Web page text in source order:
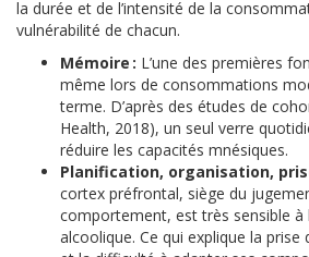
la durée et de l’intensité de la
vulnérabilité de chacun.
Mémoire : L’une des premières
même lors de consommations
terme. D’après des études de
Health, 2018), un seul verre
réduire les capacités mnésiques.
Planification, organisation,
cortex préfrontal, siège du
comportement, est très sensible à
alcoolique. Ce qui explique la prise